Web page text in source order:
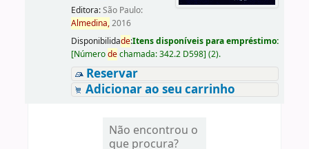
Editora:São Paulo:
Almedina,2016
Disponibilidade:Itens disponíveis para empréstimo:
[Númerodechamada:342.2 D598] (2).
Reservar
Adicionar ao seu carrinho
Não encontrou o
que procura?